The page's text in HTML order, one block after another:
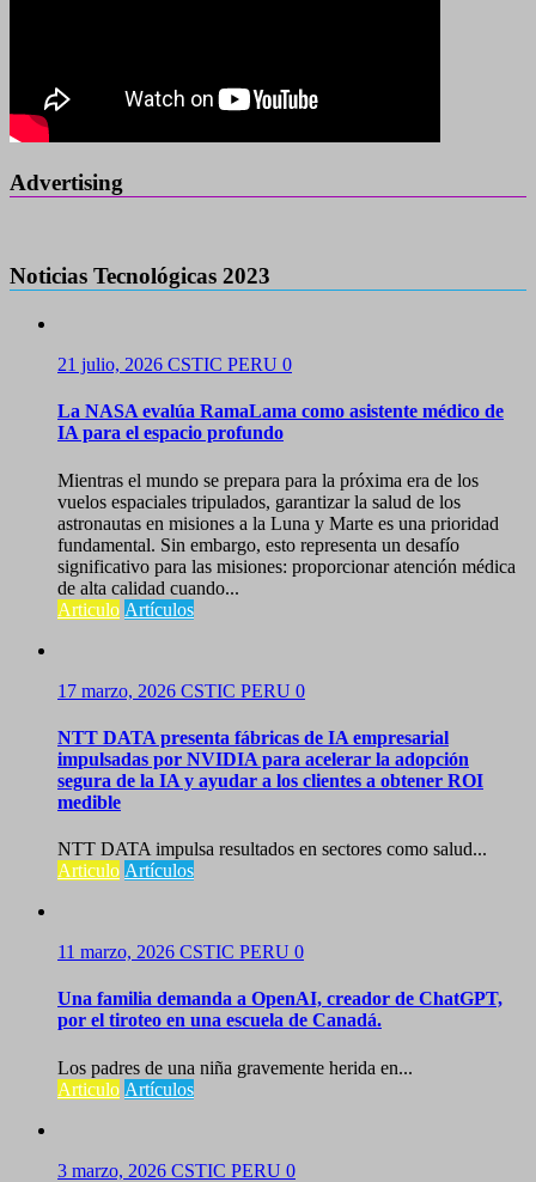
Advertising
Noticias Tecnológicas 2023
21 julio, 2026 CSTIC PERU 0
La NASA evalúa RamaLama como asistente médico de
IA para el espacio profundo
Mientras el mundo se prepara para la próxima era de los
vuelos espaciales tripulados, garantizar la salud de los
astronautas en misiones a la Luna y Marte es una prioridad
fundamental. Sin embargo, esto representa un desafío
significativo para las misiones: proporcionar atención médica
de alta calidad cuando...
Articulo Artículos
17 marzo, 2026 CSTIC PERU 0
NTT DATA presenta fábricas de IA empresarial
impulsadas por NVIDIA para acelerar la adopción
segura de la IA y ayudar a los clientes a obtener ROI
medible
NTT DATA impulsa resultados en sectores como salud...
Articulo Artículos
11 marzo, 2026 CSTIC PERU 0
Una familia demanda a OpenAI, creador de ChatGPT,
por el tiroteo en una escuela de Canadá.
Los padres de una niña gravemente herida en...
Articulo Artículos
3 marzo, 2026 CSTIC PERU 0